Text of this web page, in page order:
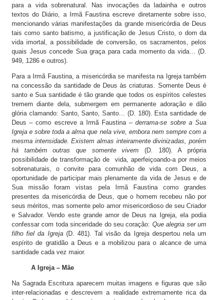
para a vida sobrenatural. Nas invocações da ladainha e outros
textos do Diário, a Irmã Faustina escreve diretamente sobre isso,
mencionando várias manifestações da grande misericórdia de Deus
tais como santo batismo, a justificação de Jesus Cristo, o dom da
vida imortal, a possibilidade de conversão, os sacramentos, pelos
quais Jesus concede Sua graça para cada momento da vida… (D.
949, 1286 e outros).
Para a Irmã Faustina, a misericórdia se manifesta na Igreja também
na concessão da santidade de Deus às criaturas. Somente Deus é
santo e Sua santidade é tão grande que todos os espíritos celestes
tremem diante dela, submergem em permanente adoração e dão
glória clamando: Santo, Santo, Santo… (D. 180). Esta santidade de
Deus – como escreve a Irmã Faustina –derrama-se sobre a Sua
Igreja e sobre toda a alma que nela vive, embora nem sempre com a
mesma intensidade. Existem almas inteiramente divinizadas, porém
há também outras que somente vivem (D. 180). A própria
possibilidade de transformação de vida, aperfeiçoando-a por meios
sobrenaturais, o convite para comunhão de vida com Deus, a
oportunidade de participar mais plenamente da vida de Jesus e de
Sua missão foram vistas pela Irmã Faustina como grandes
presentes da misericórdia de Deus, que o homem recebeu não por
seus méritos, mas somente pelo amor misericordioso de seu Criador
e Salvador. Vendo este grande amor de Deus na Igreja, ela podia
confessar com toda sinceridade do seu coração: Que alegria ser um
filho fiel da Igreja (D. 481). Tal visão da Igreja despertou nela um
espírito de gratidão a Deus e a mobilizou para o alcance de uma
santidade cada vez maior.
A Igreja – Mãe
Na Sagrada Escritura aparecem muitas imagens e figuras que são
inter-relacionadas e descrevem a realidade extremamente rica da